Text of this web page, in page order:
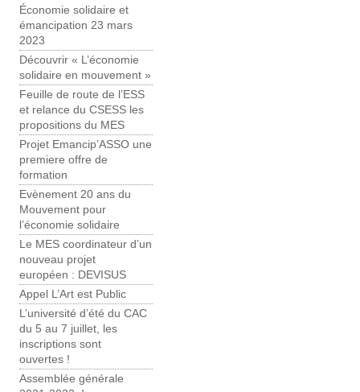
Économie solidaire et
émancipation 23 mars
2023
Découvrir « L’économie
solidaire en mouvement »
Feuille de route de l’ESS
et relance du CSESS les
propositions du MES
Projet Emancip’ASSO une
premiere offre de
formation
Evènement 20 ans du
Mouvement pour
l’économie solidaire
Le MES coordinateur d’un
nouveau projet
européen : DEVISUS
Appel L’Art est Public
L’université d’été du CAC
du 5 au 7 juillet, les
inscriptions sont
ouvertes !
Assemblée générale